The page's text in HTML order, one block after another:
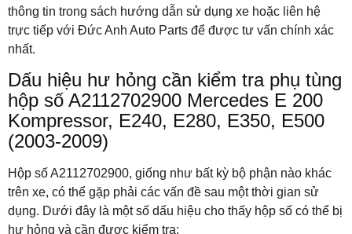
thông tin trong sách hướng dẫn sử dụng xe hoặc liên hệ
trực tiếp với Đức Anh Auto Parts để được tư vấn chính xác
nhất.
Dấu hiệu hư hỏng cần kiểm tra phụ tùng
hộp số A2112702900 Mercedes E 200
Kompressor, E240, E280, E350, E500
(2003-2009)
Hộp số A2112702900, giống như bất kỳ bộ phận nào khác
trên xe, có thể gặp phải các vấn đề sau một thời gian sử
dụng. Dưới đây là một số dấu hiệu cho thấy hộp số có thể bị
hư hỏng và cần được kiểm tra: